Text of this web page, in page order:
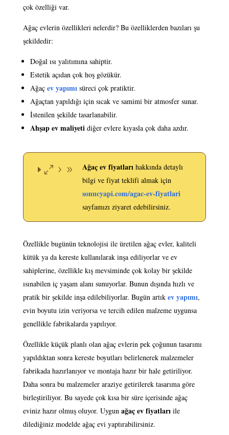
çok özelliği var.
Ağaç evlerin özellikleri nelerdir? Bu özelliklerden bazıları şu
şekildedir:
Doğal ısı yalıtımına sahiptir.
Estetik açıdan çok hoş gözükür.
Ağaç ev yapımısüreci çok pratiktir.
Ağaçtan yapıldığı için sıcak ve samimi bir atmosfer sunar.
İstenilen şekilde tasarlanabilir.
Ahşap ev maliyeti diğer evlere kıyasla çok daha azdır.
Ağaç ev fiyatlarıhakkında detaylı
bilgi ve fiyat teklifi almak için
sonucyapi.com/agac-ev-fiyatlari
sayfamızı ziyaret edebilirsiniz.
Özellikle bugünün teknolojisi ile üretilen ağaç evler, kaliteli
kütük ya da kereste kullanılarak inşa ediliyorlar ve ev
sahiplerine, özellikle kış mevsiminde çok kolay bir şekilde
ısınabilen iç yaşam alanı sunuyorlar. Bunun dışında hızlı ve
pratik bir şekilde inşa edilebiliyorlar. Bugün artık ev yapımı,
evin boyutu izin veriyorsa ve tercih edilen malzeme uygunsa
genellikle fabrikalarda yapılıyor.
Özellikle küçük planlı olan ağaç evlerin pek çoğunun tasarımı
yapıldıktan sonra kereste boyutları belirlenerek malzemeler
fabrikada hazırlanıyor ve montaja hazır bir hale getiriliyor.
Daha sonra bu malzemeler araziye getirilerek tasarıma göre
birleştiriliyor. Bu sayede çok kısa bir süre içerisinde ağaç
eviniz hazır olmuş oluyor. Uygun ağaç ev fiyatları ile
dilediğiniz modelde ağaç evi yaptırabilirsiniz.